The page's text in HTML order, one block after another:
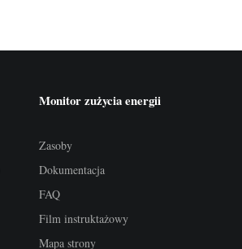
Monitor zużycia energii
Zasoby
Dokumentacja
FAQ
Film instruktażowy
Mapa strony